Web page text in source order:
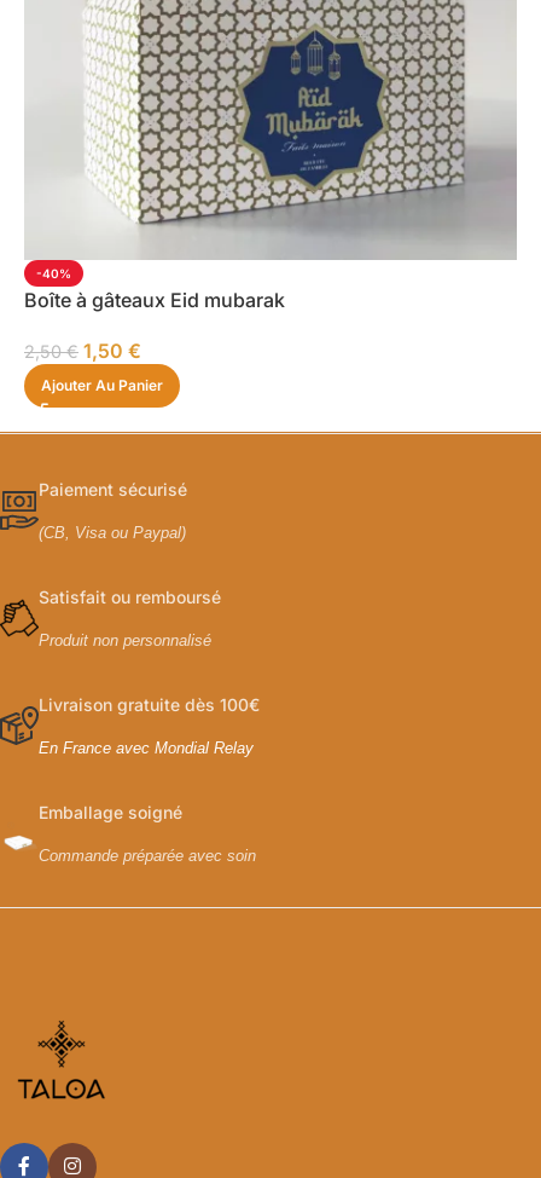
-40%
Boîte à gâteaux Eid mubarak
2,50€ 1,50 €
Ajouter Au Panier
Paiement sécurisé
(CB, Visa ou Paypal)
Satisfait ou remboursé
Produit non personnalisé
Livraison gratuite dès 100€
En France avec Mondial Relay
Emballage soigné
Commande préparée avec soin